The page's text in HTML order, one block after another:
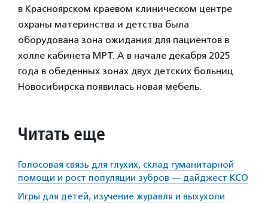
в Красноярском краевом клиническом центре
охраны материнства и детства была
оборудована зона ожидания для пациентов в
холле кабинета МРТ. А в начале декабря 2025
года в обеденных зонах двух детских больниц
Новосибирска появилась новая мебель.
Читать еще
Голосовая связь для глухих, склад гуманитарной
помощи и рост популяции зубров — дайджест КСО
Игры для детей, изучение журавля и выхухоли